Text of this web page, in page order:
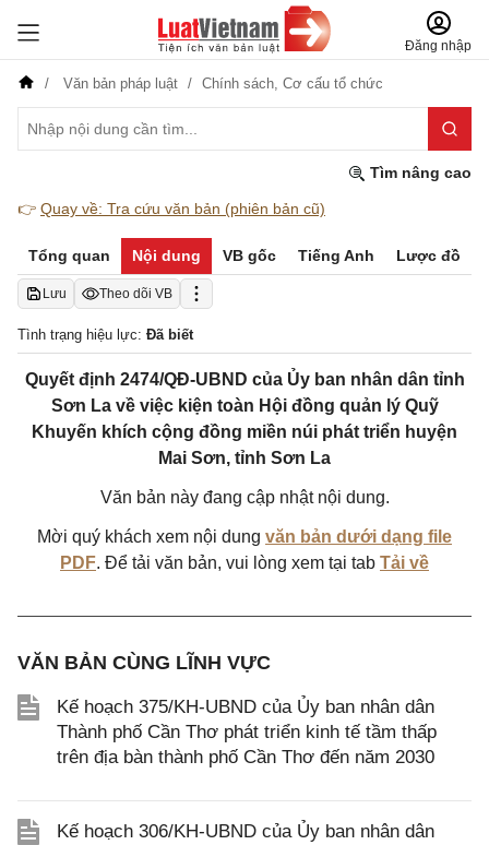
Đăng nhập
Văn bản pháp luật Chính sách, Cơ cấu tổ chức
Tìm nâng cao
👉 Quay về: Tra cứu văn bản (phiên bản cũ)
Tổng quan Nội dung VB gốc Tiếng Anh Lược đồ
Lưu Theo dõi VB
Tình trạng hiệu lực: Đã biết
Quyết định 2474/QĐ-UBND của Ủy ban nhân dân tỉnh
Sơn La về việc kiện toàn Hội đồng quản lý Quỹ
Khuyến khích cộng đồng miền núi phát triển huyện
Mai Sơn, tỉnh Sơn La
Văn bản này đang cập nhật nội dung.
Mời quý khách xem nội dung văn bản dưới dạng file
PDF. Để tải văn bản, vui lòng xem tại tab Tải về
VĂN BẢN CÙNG LĨNH VỰC
Kế hoạch 375/KH-UBND của Ủy ban nhân dân
Thành phố Cần Thơ phát triển kinh tế tầm thấp
trên địa bàn thành phố Cần Thơ đến năm 2030
Kế hoạch 306/KH-UBND của Ủy ban nhân dân